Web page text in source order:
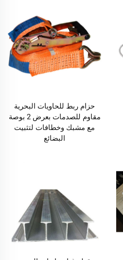
حزام ربط للحاويات البحرية
مقاوم للصدمات بعرض 2 بوصة
مع مشبك وخطافات لتثبيت
البضائع